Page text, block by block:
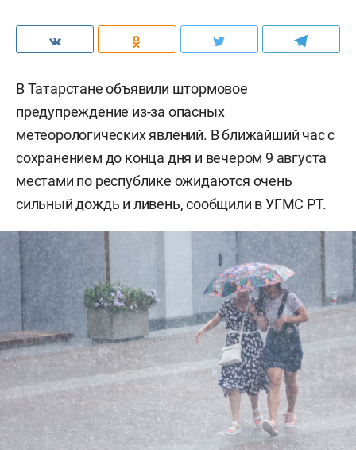
В Татарстане объявили штормовое
предупреждение из-за опасных
метеорологических явлений. В ближайший час с
сохранением до конца дня и вечером 9 августа
местами по республике ожидаются очень
сильный дождь и ливень,сообщили в УГМС РТ.